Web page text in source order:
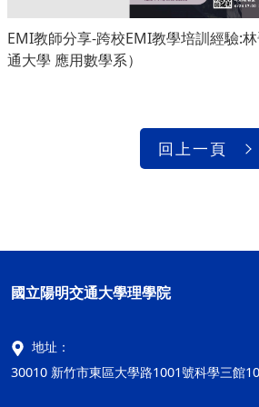
EMI教師分享-跨校EMI教學培訓經驗:
通大學 應用數學系）
回上一頁
國立陽明交通大
地址：
30010 新竹市東區大學路1001